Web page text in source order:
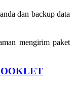
dan backup data
mengirim paket